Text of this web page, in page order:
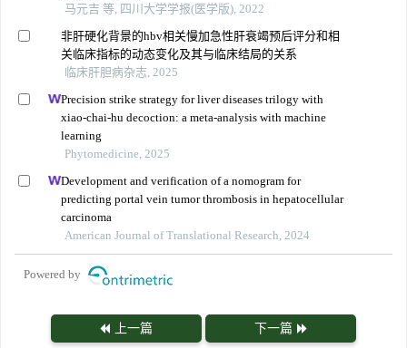
马元吉 等, 四川大学学报(医学版), 2022
非肝硬化背景的hbv相关慢加急性肝衰竭预后评分和相
关临床指标的动态变化及其与临床结局的关系
临床肝胆病杂志, 2025
Precision strike strategy for liver diseases trilogy with
xiao-chai-hu decoction: a meta-analysis with machine
learning
Phytomedicine, 2025
Development and verification of a nomogram for
predicting portal vein tumor thrombosis in hepatocellular
carcinoma
American Journal of Translational Research, 2024
Powered by
上一篇 下一篇